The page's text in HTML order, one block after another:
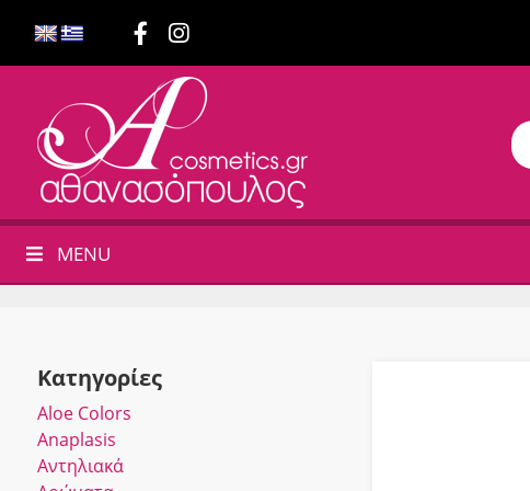
MENU
Κατηγορίες
Αloe Colors
Anaplasis
Αντηλιακά